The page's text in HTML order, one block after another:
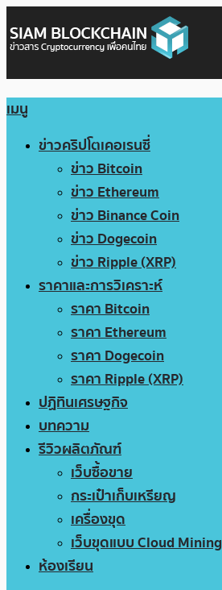
เมนู
ข่าวคริปโตเคอเรนซี่
ข่าว Bitcoin
ข่าว Ethereum
ข่าว Binance Coin
ข่าว Dogecoin
ข่าว Ripple (XRP)
ราคาและการวิเคราะห์
ราคา Bitcoin
ราคา Ethereum
ราคา Dogecoin
ราคา Ripple (XRP)
ปฏิทินเศรษฐกิจ
บทความ
รีวิวผลิตภัณฑ์
เว็บซื้อขาย
กระเป๋าเก็บเหรียญ
เครื่องขุด
เว็บขุดแบบ Cloud Mining
ห้องเรียน